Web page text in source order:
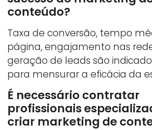
conteúdo?
Taxa de conversão, tempo
página, engajamento nas
geração de leads são
para mensurar a eficácia da
É necessário contratar
profissionais
criar marketing de